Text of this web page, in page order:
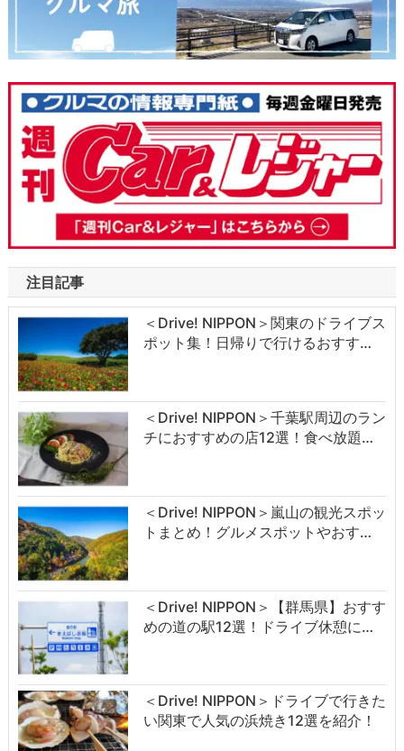
注目記事
＜Drive! NIPPON＞関東のドライブス
ポット集！日帰りで行けるおすす…
＜Drive! NIPPON＞千葉駅周辺のラン
チにおすすめの店12選！食べ放題…
＜Drive! NIPPON＞嵐山の観光スポッ
トまとめ！グルメスポットやおす…
＜Drive! NIPPON＞【群馬県】おすす
めの道の駅12選！ドライブ休憩に…
＜Drive! NIPPON＞ドライブで行きた
い関東で人気の浜焼き12選を紹介！